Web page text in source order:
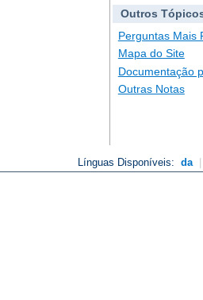
Outros
Perguntas Mais
Mapa do Site
Documentação
Outras Notas
Línguas Disponíveis: da